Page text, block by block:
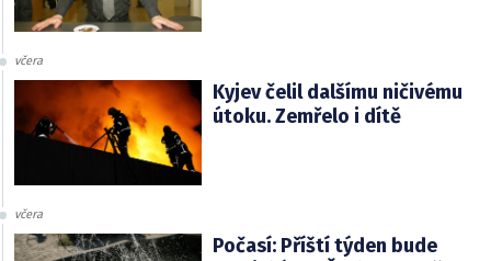
včera
Kyjev čelil dalšímu ničivému
útoku. Zemřelo i dítě
včera
Počasí: Příští týden bude